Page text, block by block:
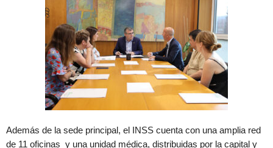
Además de la sede principal, el INSS cuenta con una amplia red
de 11 oficinas y una unidad médica, distribuidas por la capital y